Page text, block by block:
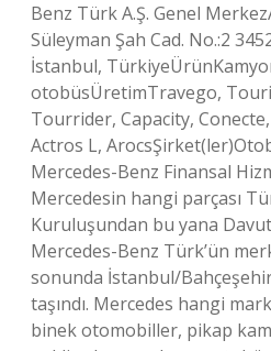
Benz Türk A.Ş. Genel
Süleyman Şah Cad. No.:2
İstanbul,
otobüsÜretimTravego,
Tourrider, Capacity,
Actros L,
Mercedes-Benz Finansal
Mercedesin hangi parçası
Kuruluşundan bu yana
Mercedes-Benz Türk’ün
sonunda İstanbul/
taşındı. Mercedes hangi
binek otomobiller, pikap